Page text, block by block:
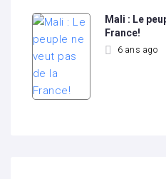
Mali : Le
France!
6 ans ago